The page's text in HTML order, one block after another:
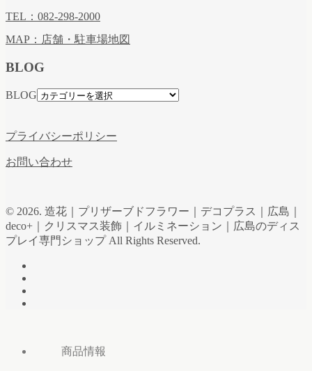
TEL：082-298-2000
MAP：店舗・駐車場地図
BLOG
BLOG
プライバシーポリシー
お問い合わせ
© 2026. 造花｜プリザーブドフラワー｜デコプラス｜広島｜
deco+｜クリスマス装飾｜イルミネーション｜広島のディス
プレイ専門ショップ All Rights Reserved.
商品情報